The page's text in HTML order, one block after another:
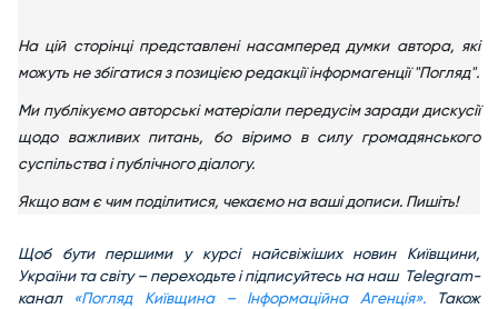
На цій сторінці представлені насамперед думки автора, які
можуть не збігатися з позицією редакції інформагенції "Погляд".
Ми публікуємо авторські матеріали передусім заради дискусії
щодо важливих питань, бо віримо в силу громадянського
суспільства і публічного діалогу.
Якщо вам є чим поділитися, чекаємо на ваші дописи. Пишіть!
Щоб бути першими у курсі найсвіжіших новин Київщини,
України та світу – переходьте і підписуйтесь на наш Telegram-
канал«Погляд Київщина – Інформаційна Агенція».Також